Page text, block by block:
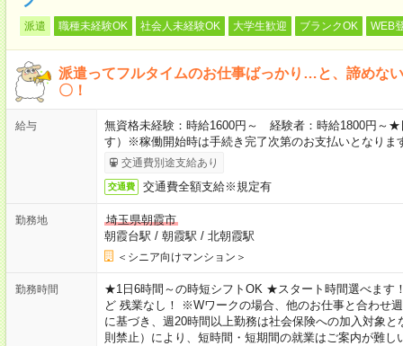
派遣 職種未経験OK 社会人未経験OK 大学生歓迎 ブランクOK WEB
派遣ってフルタイムのお仕事ばっかり…と、諦めな
〇！
給与
無資格未経験：時給1600円～ 経験者：時給1800円～★
す）※稼働開始時は手続き完了次第のお支払いとなりま
交通費別途支給あり
交通費 交通費全額支給※規定有
勤務地
埼玉県朝霞市
朝霞台駅 / 朝霞駅 / 北朝霞駅
＜シニア向けマンション＞
勤務時間
★1日6時間～の時短シフトOK ★スタート時間選べます
ど 残業なし！ ※Wワークの場合、他のお仕事と合わせ
に基づき、週20時間以上勤務は社会保険への加入対象
則禁止）により、短時間・短期間の就業はご案内が難し